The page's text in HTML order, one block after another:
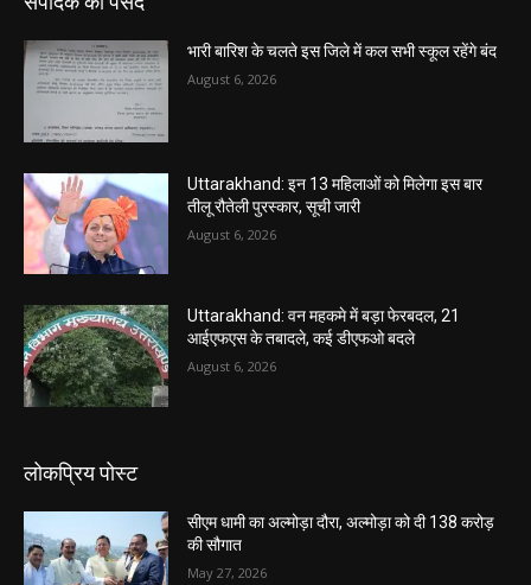
भारी बारिश के चलते इस जिले में कल सभी स्कूल रहेंगे बंद
August 6, 2026
Uttarakhand: इन 13 महिलाओं को मिलेगा इस बार
तीलू रौतेली पुरस्कार, सूची जारी
August 6, 2026
Uttarakhand: वन महकमे में बड़ा फेरबदल, 21
आईएफएस के तबादले, कई डीएफओ बदले
August 6, 2026
लोकप्रिय पोस्ट
सीएम धामी का अल्मोड़ा दौरा, अल्मोड़ा को दी 138 करोड़
की सौगात
May 27, 2026